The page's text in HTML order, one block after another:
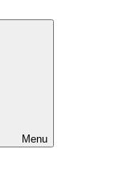
Menu